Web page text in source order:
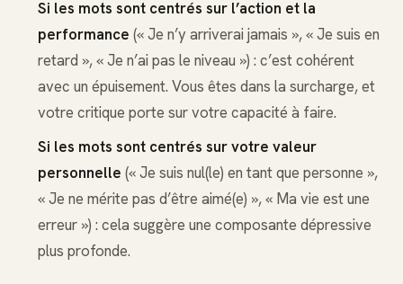
Si les mots sont centrés sur l’action et la
performance (« Je n’y arriverai jamais », « Je suis en
retard », « Je n’ai pas le niveau ») : c’est cohérent
avec un épuisement. Vous êtes dans la surcharge, et
votre critique porte sur votre capacité à faire.
Si les mots sont centrés sur votre valeur
personnelle (« Je suis nul(le) en tant que personne »,
« Je ne mérite pas d’être aimé(e) », « Ma vie est une
erreur ») : cela suggère une composante dépressive
plus profonde.